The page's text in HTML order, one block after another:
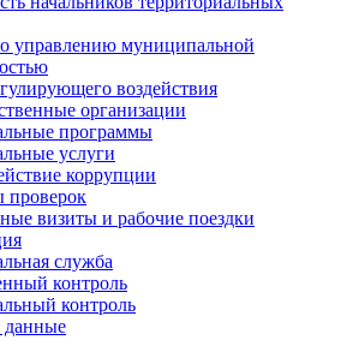
управлению муниципальной
воздействия
организации
программы
услуги
коррупции
проверок
визиты и рабочие поездки
служба
контроль
контроль